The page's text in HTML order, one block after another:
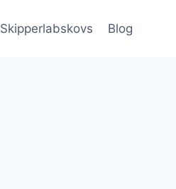
Skipperlabskovs Blog